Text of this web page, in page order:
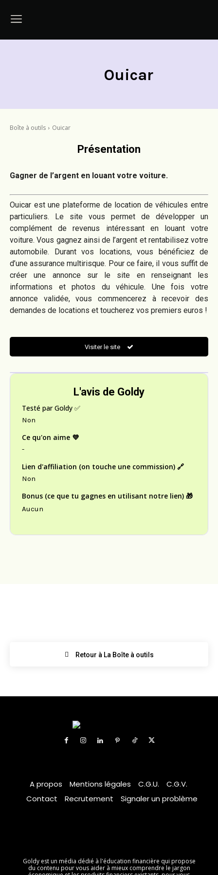
Ouicar
Boîte à outils Ouicar
Présentation
Gagner de l’argent en louant votre voiture.
Ouicar est une plateforme de location de véhicules entre
particuliers. Le site vous permet de développer un
complément de revenus intéressant en louant votre
voiture. Vous gagnez ainsi de l’argent et rentabilisez votre
automobile. Durant vos locations, vous bénéficiez de
d’une assurance multirisque. Pour ce faire, il vous suffit de
créer une annonce sur le site en renseignant les
informations et photos du véhicule. Une fois votre
annonce validée, vous commencerez à recevoir des
demandes de locations et toucherez vos premiers euros !
Visiter le site
L'avis de Goldy
Testé par Goldy ✅
Non
Ce qu'on aime 💜
-
Lien d'affiliation (on touche une commission) 🔗
Non
Bonus (ce que tu gagnes en utilisant notre lien) 🎁
Aucun
Retour à La Boîte à outils
A propos Mentions légales C.G.U.
C.G.V.
Contact
Recrutement Signaler un problème
Goldy est un média dédié à l'éducation financière qui propose
du contenu pour vous aider à mieux comprendre le jargon